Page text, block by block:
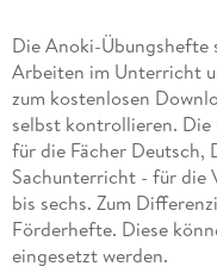
Die Anoki-Übungshefte
Arbeiten im Unterricht
zum kostenlosen
selbst kontrollieren.
für die Fächer Deutsch,
Sachunterricht - für die
bis sechs. Zum
Förderhefte. Diese
eingesetzt werden.